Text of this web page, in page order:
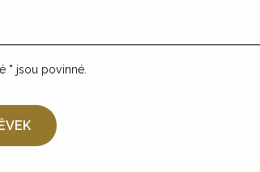
* jsou povinné.